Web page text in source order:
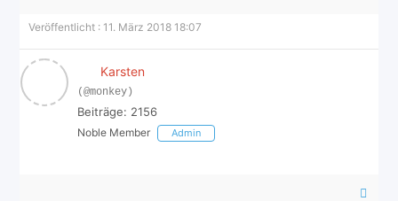
Veröffentlicht : 11. März 2018 18:07
Karsten
(@monkey)
Beiträge: 2156
Noble Member Admin